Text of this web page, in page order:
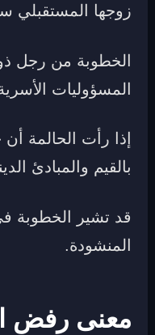
زوجها المستقبلي
الخطوبة من رجل
المسؤوليات
إذا رأت الحالمة
بالقيم والمبادئ
قد تشير الخطوبة
المنشودة.
معنى رفض